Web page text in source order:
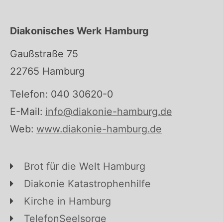
Diakonisches Werk Hamburg
Gaußstraße 75
22765 Hamburg
Telefon: 040 30620-0
E-Mail: info@diakonie-hamburg.de
Web: www.diakonie-hamburg.de
Brot für die Welt Hamburg
Diakonie Katastrophenhilfe
Kirche in Hamburg
TelefonSeelsorge